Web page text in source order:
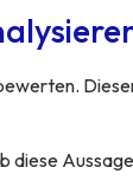
diese